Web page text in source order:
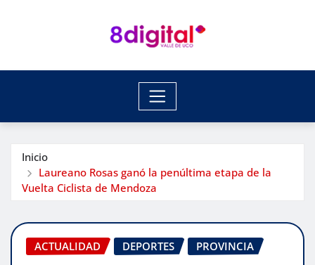
Inicio
Laureano Rosas ganó la penúltima etapa de la
Vuelta Ciclista de Mendoza
ACTUALIDAD DEPORTES PROVINCIA